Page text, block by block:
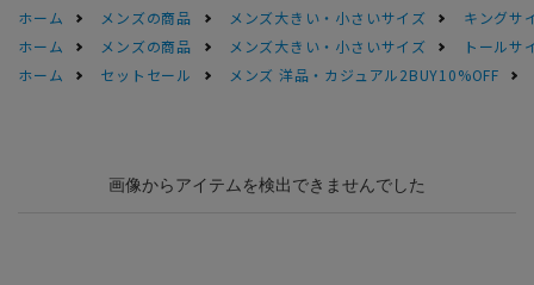
ホーム
メンズの商品 メンズ大きい・小さいサイズ
キングサ
ホーム
メンズの商品 メンズ大きい・小さいサイズ
トールサ
ホーム
セットセール メンズ 洋品・カジュアル2BUY10%OFF